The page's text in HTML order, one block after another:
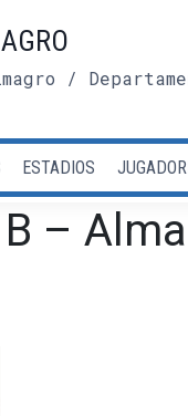
/
ESTADIOS
–